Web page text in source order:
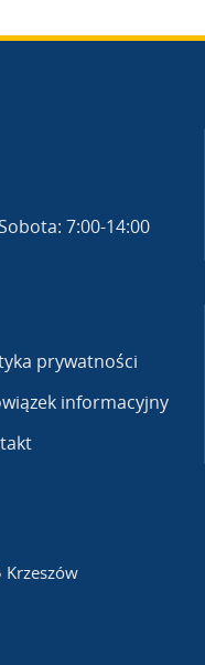
7:00-14:00
prywatności
informacyjny
Krzeszów